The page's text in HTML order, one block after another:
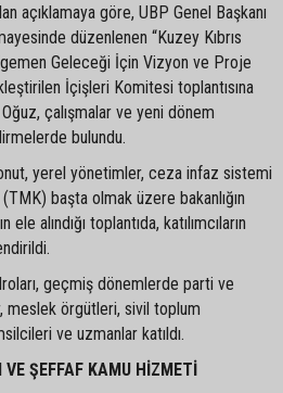
açıklamaya göre, UBP Genel Başkanı
düzenlenen “Kuzey Kıbrıs
Geleceği İçin Vizyon ve Proje
İçişleri Komitesi toplantısına
çalışmalar ve yeni dönem
bulundu.
yerel yönetimler, ceza infaz sistemi
başta olmak üzere bakanlığın
alındığı toplantıda, katılımcıların
geçmiş dönemlerde parti ve
örgütleri, sivil toplum
ve uzmanlar katıldı.
ŞEFFAF KAMU HİZMETİ